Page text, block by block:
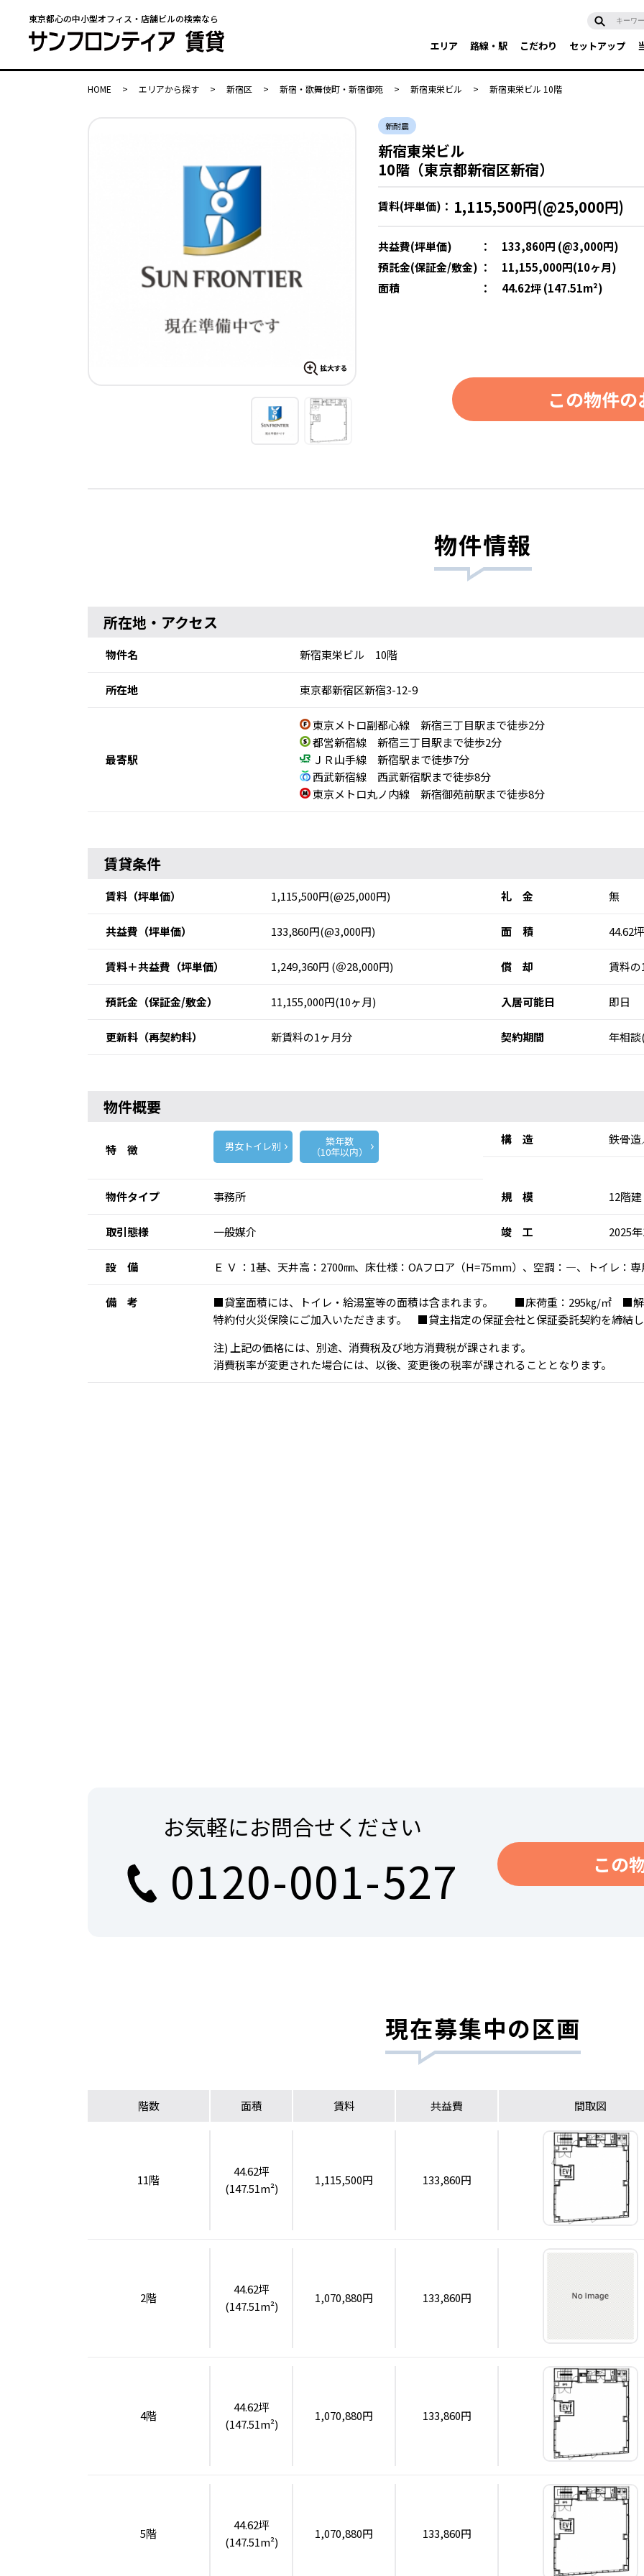
東京都心の中小型オフィス・店舗ビルの検索なら
エリア 路線・駅 こだわり セットアップ
HOME > エリアから探す > 新宿区 > 新宿・歌舞伎町・新宿御苑 > 新宿東栄ビル > 新宿東栄ビル 10階
新耐震
新宿東栄ビル
10階（東京都新宿区新宿）
賃料(坪単価)： 1,115,500円(@25,000円)
共益費(坪単価) ：
133,860円 (@3,000円)
預託金(保証金/敷金) ：
11,155,000円(10ヶ月)
面積
： 44.62坪 (147.51m²)
この物件
物件情報
所在地・アクセス
物件名 新宿東栄ビル 10階
所在地 東京都新宿区新宿3-12-9
最寄駅
東京メトロ副都心線 新宿三丁目駅まで徒歩2分
都営新宿線 新宿三丁目駅まで徒歩2分
ＪＲ山手線 新宿駅まで徒歩7分
西武新宿線 西武新宿駅まで徒歩8分
東京メトロ丸ノ内線 新宿御苑前駅まで徒歩8分
賃貸条件
賃料 （坪単価） 1,115,500円(@25,000円) 礼 金 無
共益費 （坪単価） 133,860円(@3,000円) 面 積 44.62
賃料＋共益費 （坪単価） 1,249,360円 (＠28,000円) 償 却 賃料
預託金 （保証金/敷金） 11,155,000円(10ヶ月) 入居可能日 即日
更新料 （再契約料） 新賃料の1ヶ月分 契約期間 年相
物件概要
特 徴 男女トイレ別 築年数
（10年以内）
構 造 鉄骨
物件タイプ 事務所 規 模 12階建
取引態様 一般媒介 竣 工 2025
設 備 Ｅ Ｖ ：1基、天井高：2700㎜、床仕様：OAフロア（H=75mm）、空調：―、トイレ
備 考
■貸室面積には、トイレ・給湯室等の面積は含まれます。 ■床荷重：295㎏/㎡ ■
特約付火災保険にご加入いただきます。 ■貸主指定の保証会社と保証委託契約を締結し
注) 上記の価格には、別途、消費税及び地方消費税が課されます。
消費税率が変更された場合には、以後、変更後の税率が課されることとなります。
お気軽にお問合せください
0120-001-527 この
現在募集中の区画
階数 面積 賃料 共益費 間取図
11階
44.62坪
(147.51m²)
1,115,500円 133,860円
2階
44.62坪
(147.51m²)
1,070,880円 133,860円
4階
44.62坪
(147.51m²)
1,070,880円 133,860円
5階
44.62坪
(147.51m²)
1,070,880円 133,860円